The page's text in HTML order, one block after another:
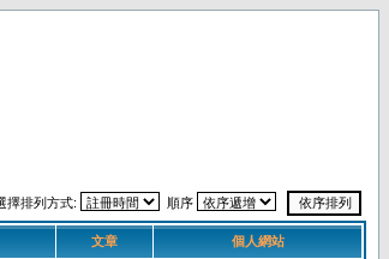
擇排列方式: 順序
文章 個人網站